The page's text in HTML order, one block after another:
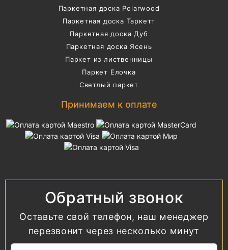
Паркетная доска Polarwood
Паркетная доска Таркетт
Паркетная доска Дуб
Паркетная доска Ясень
Паркет из лиственницы
Паркет Елочка
Светлый паркет
Принимаем к оплате
Обратный звонок
Оставьте свой телефон, наш менеджер
перезвонит через несколько минут